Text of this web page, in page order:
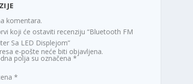
komentara.
koji će ostaviti recenziju “Bluetooth FM
Sa LED Displejom”
e-pošte neće biti objavljena.
polja su označena*
*